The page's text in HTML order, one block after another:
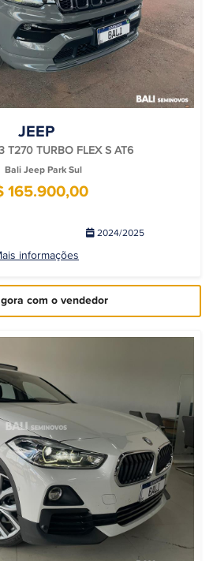
JEEP
T270 TURBO FLEX S AT6
Bali Jeep Park Sul
165.900,00
2024/2025
informações
com o vendedor